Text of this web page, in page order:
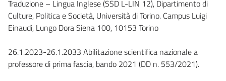
Traduzione – Lingua Inglese (SSD L-LIN 12), Dipartimento di
Culture, Politica e Società, Università di Torino. Campus Luigi
Einaudi, Lungo Dora Siena 100, 10153 Torino
26.1.2023-26.1.2033 Abilitazione scientifica nazionale a
professore di prima fascia, bando 2021 (DD n. 553/2021).